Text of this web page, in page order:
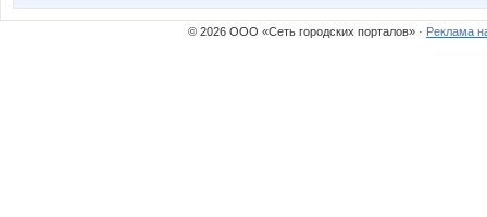
© 2026 ООО «Сеть городских порталов» · Реклама